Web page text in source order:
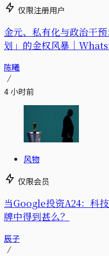
仅限注册用户
金元、私有化与政治干
划」的金权风暴｜
陈曦
4 小时前
风物
仅限会员
当Google投资A24：科
牌中得到甚么？
辰子